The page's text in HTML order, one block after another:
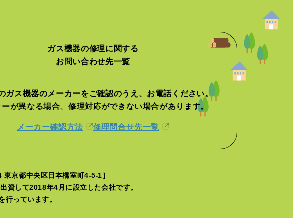
ガス機器の修理に関する
お問い合わせ先一覧
ガス機器のメーカーをご確認のうえ、 お電話ください。
ーが異なる場合、修理対応ができない場合があります。
メーカー確認方法 修理問合せ先一覧
京都中央区日本橋室町4-5-1］
資して2018年4月に設立した会社です。
行っています。